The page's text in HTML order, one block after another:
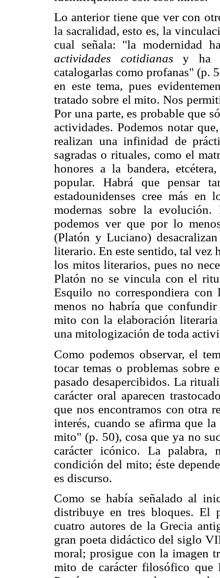
Lo anterior tiene que ver con
la sacralidad, esto es, la
cual señala: "la modernidad
actividades cotidianasy ha
catalogarlas como profanas" (p.
en este tema, pues
tratado sobre el mito. Nos
Por una parte, es probable que
actividades. Podemos notar
realizan una infinidad de
sagradas o rituales, como el
honores a la bandera,
popular. Habrá que pensar
estadounidenses cree más
modernas sobre la
podemos ver que por lo
(Platón y Luciano)
literario. En este sentido, tal vez
los mitos literarios, pues no
Platón no se vincula con el
Esquilo no correspondiera con
menos no habría que
mito con la elaboración
una mitologización de toda
Como podemos observar, el
tocar temas o problemas sobre
pasado desapercibidos. La
carácter oral aparecen
que nos encontramos con otra
interés, cuando se afirma que
mito" (p. 50), cosa que ya no
carácter icónico. La palabra,
condición del mito; éste
es discurso.
Como se había señalado al
distribuye en tres bloques. El
cuatro autores de la Grecia
gran poeta didáctico del siglo
moral; prosigue con la imagen
mito de carácter filosófico